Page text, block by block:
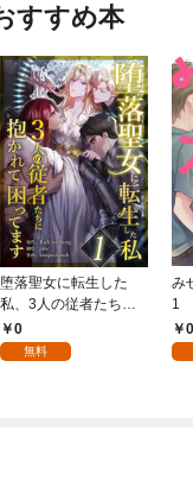
すすめ本
堕落聖女に転生した
私、3人の従者たちに
抱かれて困ってます 第
1話
0
無料
み
1
0